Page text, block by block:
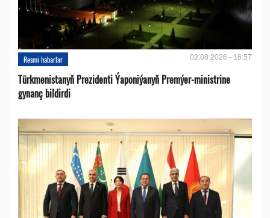
Resmi habarlar 02.08.2026 - 16:57
Türkmenistanyň Prezidenti Ýaponiýanyň Premýer-ministrine
gynanç bildirdi